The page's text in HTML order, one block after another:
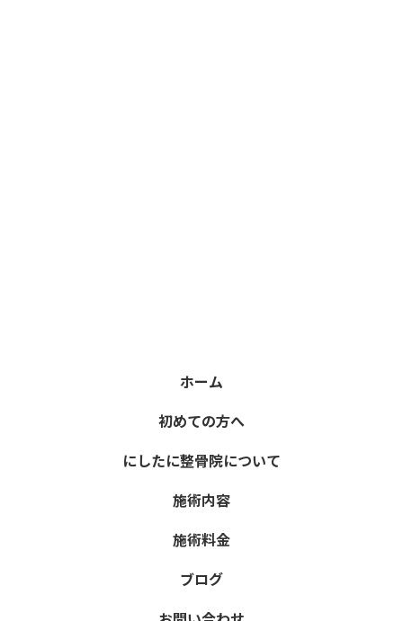
ホーム
初めての方へ
にしたに整骨院について
施術内容
施術料金
ブログ